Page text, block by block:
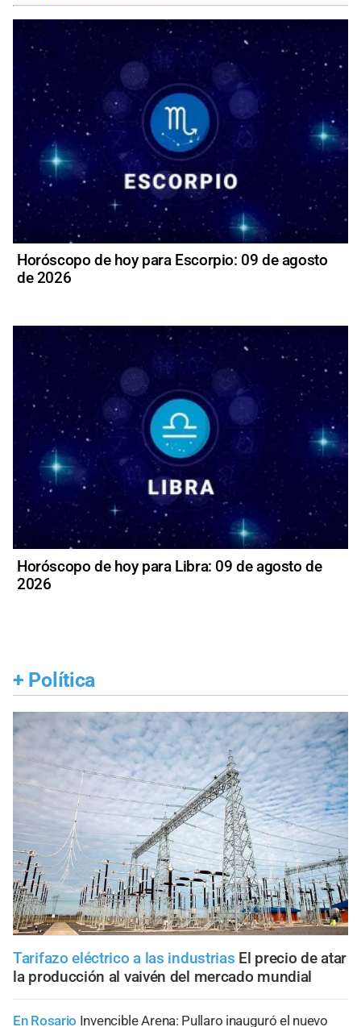
Horóscopo de hoy para Escorpio: 09 de agosto
de 2026
Horóscopo de hoy para Libra: 09 de agosto de
2026
+ Política
Tarifazo eléctrico a las industrias El precio de atar
la producción al vaivén del mercado mundial
En Rosario Invencible Arena: Pullaro inauguró el nuevo